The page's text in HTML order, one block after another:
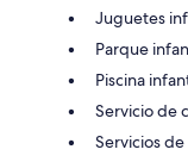
Juguetes
Parque
Piscina
Servicio de
Servicios